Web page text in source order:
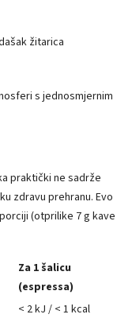
žitarica
s jednosmjernim
praktički ne sadrže
zdravu prehranu. Evo
(otprilike 7 g kave
Za 1 šalicu
(espressa)
< 2 kJ / < 1 kcal